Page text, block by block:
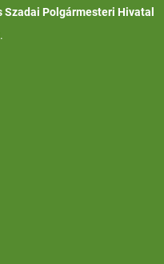
Szadai Polgármesteri Hivatal